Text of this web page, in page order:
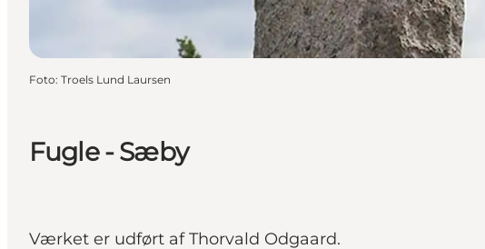
Fugle - Sæby
Værket er udført af Thorvald Odgaard.
Foto: Troels Lund Laursen